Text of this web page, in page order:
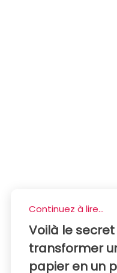
Continuez à lire...
Voilà le
transformer
papier en un